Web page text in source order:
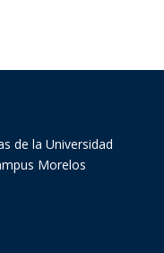
de la Universidad
Morelos